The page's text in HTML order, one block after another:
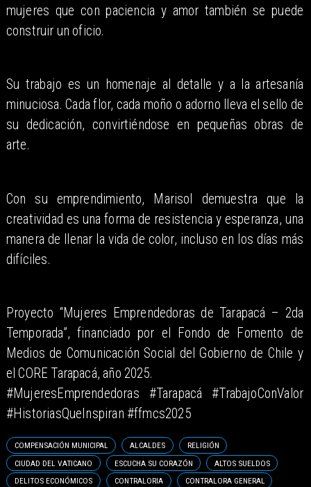
mujeres que con paciencia y amor también se puede
construir un oficio.
Su trabajo es un homenaje al detalle y a la artesanía
minuciosa. Cada flor, cada moño o adorno lleva el sello de
su dedicación, convirtiéndose en pequeñas obras de
arte.
Con su emprendimiento, Marisol demuestra que la
creatividad es una forma de resistencia y esperanza, una
manera de llenar la vida de color, incluso en los días más
difíciles.
Proyecto “Mujeres Emprendedoras de Tarapacá – 2da
Temporada”, financiado por el Fondo de Fomento de
Medios de Comunicación Social del Gobierno de Chile y
el CORE Tarapacá, año 2025.
#MujeresEmprendedoras #Tarapacá #TrabajoConValor
#HistoriasQueInspiran #ffmcs2025
COMPENSACIÓN MUNICIPAL ALCALDES
RELIGIÓN
CIUDAD DEL VATICANO
ESCUCHA SU CORAZÓN
ALTOS SUELDOS
DELITOS ECONÓMICOS
CONTRALORIA
CONTRALORA GENERAL